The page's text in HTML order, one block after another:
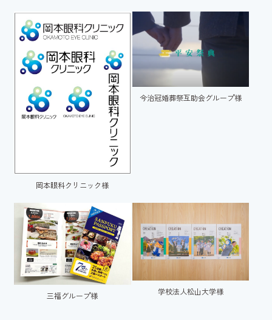
岡本眼科クリニック様
今治冠婚葬祭互助会グループ様
三福グループ様 学校法人松山大学様